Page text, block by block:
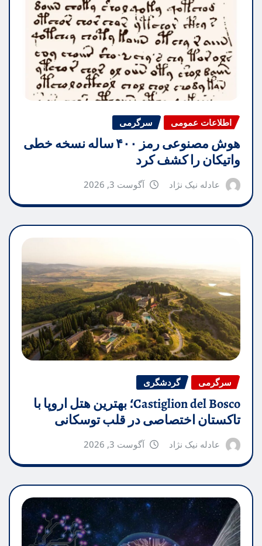
اطلاعات عمومی سرگرمی
هوش مصنوعی رمز ۴۰۰ ساله نسخه خطی
واتیکان را کشف کرد
عادله نیک نژاد آگوست 3, 2026
سرگرمی گردشگری
Castiglion del Bosco؛ بهترین هتل اروپا با
تاکستان اختصاصی در قلب توسکانی
عادله نیک نژاد آگوست 3, 2026